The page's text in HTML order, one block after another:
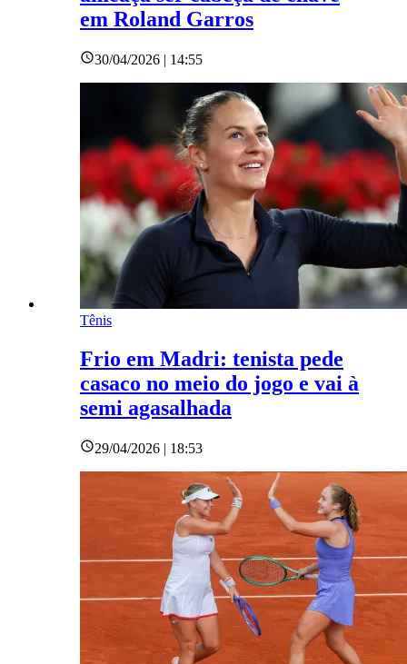
em Roland Garros
30/04/2026 | 14:55
Tênis
Frio em Madri: tenista pede
casaco no meio do jogo e vai à
semi agasalhada
29/04/2026 | 18:53